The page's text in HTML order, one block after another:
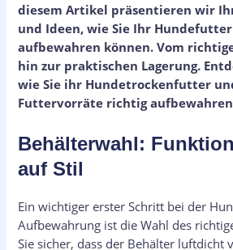
diesem Artikel präsentieren wir
und Ideen, wie Sie Ihr
aufbewahren können. Vom
hin zur praktischen Lagerung.
wie Sie ihr Hundetrockenfutter
Futtervorräte richtig
Behälterwahl:
auf Stil
Ein wichtiger erster Schritt bei der
Aufbewahrung ist die Wahl des
Sie sicher, dass der Behälter luftdicht